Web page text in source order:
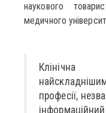
наукового
медичного
Клінічна
професії,